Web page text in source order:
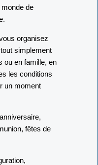
de
organisez
simplement
ou en famille, en
les conditions
un moment
fêtes de